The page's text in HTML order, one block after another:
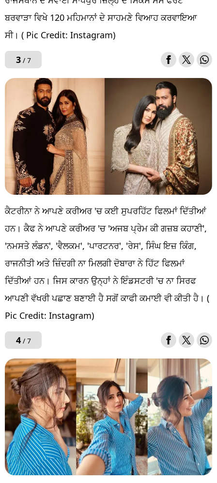
ਬਰਵਾੜਾ ਵਿਖੇ 120 ਮਹਿਮਾਨਾਂ ਦੇ ਸਾਹਮਣੇ ਵਿਆਹ ਕਰਵਾਇਆ
ਸੀ। ( Pic Credit: Instagram)
3/ 7
ਕੈਟਰੀਨਾ ਨੇ ਆਪਣੇ ਕਰੀਅਰ 'ਚ ਕਈ ਸੁਪਰਹਿੱਟ ਫਿਲਮਾਂ ਦਿੱਤੀਆਂ
ਹਨ। ਕੈਫ ਨੇ ਆਪਣੇ ਕਰੀਅਰ 'ਚ 'ਅਜਬ ਪ੍ਰੇਮ ਕੀ ਗਜ਼ਬ ਕਹਾਣੀ',
'ਨਮਸਤੇ ਲੰਡਨ', 'ਵੈਲਕਮ', 'ਪਾਰਟਨਰ', 'ਰੇਸ', ਸਿੰਘ ਇਜ਼ ਕਿੰਗ,
ਰਾਜਨੀਤੀ ਅਤੇ ਜ਼ਿੰਦਗੀ ਨਾ ਮਿਲਗੀ ਦੋਬਾਰਾ ਨੇ ਹਿੱਟ ਫਿਲਮਾਂ
ਦਿੱਤੀਆਂ ਹਨ। ਜਿਸ ਕਾਰਨ ਉਨ੍ਹਾਂ ਨੇ ਇੰਡਸਟਰੀ 'ਚ ਨਾ ਸਿਰਫ
ਆਪਣੀ ਵੱਖਰੀ ਪਛਾਣ ਬਣਾਈ ਹੈ ਸਗੋਂ ਕਾਫੀ ਕਮਾਈ ਵੀ ਕੀਤੀ ਹੈ। (
Pic Credit: Instagram)
4/ 7